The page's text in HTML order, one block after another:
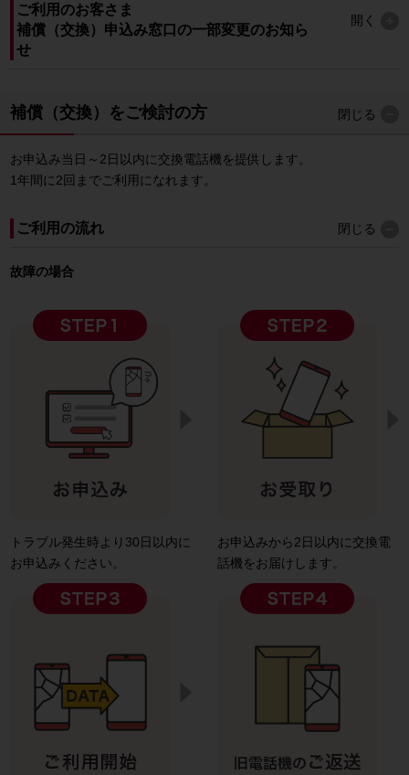
ご利用のお客さま
補償（交換）申込み窓口の一部変更のお知ら
せ
開く
補償（交換）をご検討の方 閉じる
お申込み当日～2日以内に交換電話機を提供します。
1年間に2回までご利用になれます。
ご利用の流れ 閉じる
故障の場合
トラブル発生時より30日以内に
お申込みください。
お申込みから2日以内に交換電
話機をお届けします。